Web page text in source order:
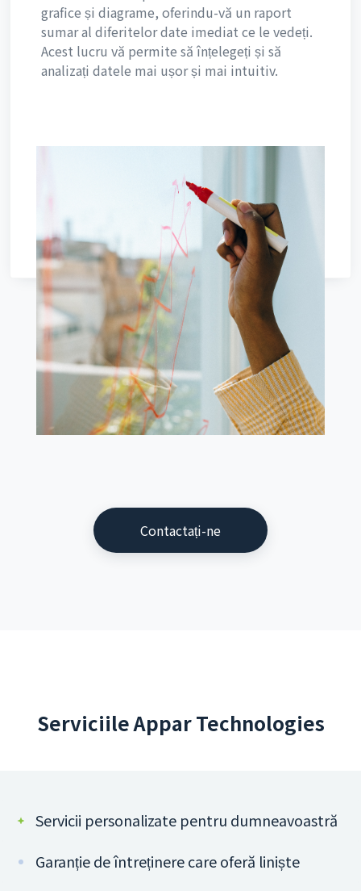
grafice și diagrame, oferindu-vă un raport
sumar al diferitelor date imediat ce le vedeți.
Acest lucru vă permite să înțelegeți și să
analizați datele mai ușor și mai intuitiv.
Contactați-ne
Serviciile Appar Technologies
Servicii personalizate pentru dumneavoastră
Garanție de întreținere care oferă liniște